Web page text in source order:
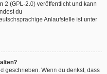
2 (GPL-2.0) veröffentlicht und kann
du
Anlaufstelle ist unter
geschrieben. Wenn du denkst, dass